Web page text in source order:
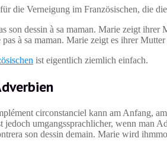
die Verneigung im Französischen, die
son dessin à sa maman. Marie zeigt
à sa maman. Marie zeigt es ihrer
ist eigentlich ziemlich einfach.
circonstanciel kann am Anfang,
jedoch umgangssprachlicher, wenn man
son dessin demain. Marie wird